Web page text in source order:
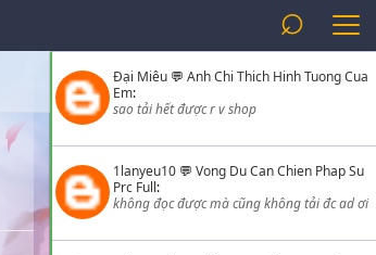
⌕
Đại Miêu 💬 Anh Chi Thich Hinh Tuong Cua
Em:
sao tải hết được r v shop
1lanyeu10 💬 Vong Du Can Chien Phap Su
Prc Full:
không đọc được mà cũng không tải đc ad ơi